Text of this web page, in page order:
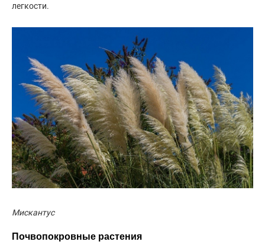
легкости.
Мискантус
Почвопокровные растения